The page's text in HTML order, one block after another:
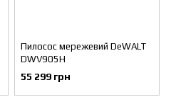
Пилосос мережевий DeWALT
DWV905H
55 299 грн